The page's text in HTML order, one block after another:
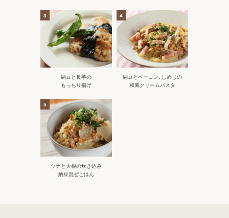
3
納豆と長芋の
もっちり揚げ
4
納豆とベーコン、しめじの
和風クリームパスタ
5
ツナと大根の炊き込み
納豆混ぜごはん